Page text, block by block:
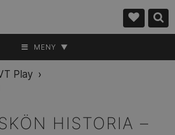
MENY ▼
Play ›
HISTORIA –